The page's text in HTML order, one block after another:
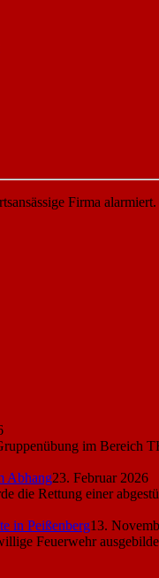
Firma
im
Abhang23. Februar 2026
die Rettung einer
in Peißenberg13.
Feuerwehr